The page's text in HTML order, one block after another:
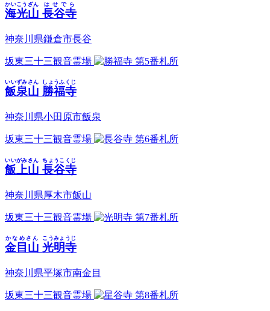
海光山
かいこうざん
長谷寺
はせでら
神奈川県鎌倉市長谷
坂東三十三観音霊場 第5番札所
飯泉山
いいずみさん
勝福寺
しょうふくじ
神奈川県小田原市飯泉
坂東三十三観音霊場 第6番札所
飯上山
いいがみさん
長谷寺
ちょうこくじ
神奈川県厚木市飯山
坂東三十三観音霊場 第7番札所
金目山
かなめさん
光明寺
こうみょうじ
神奈川県平塚市南金目
坂東三十三観音霊場 第8番札所